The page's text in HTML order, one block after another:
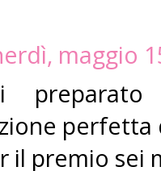
maggio
preparato
perfetta
il premio sei